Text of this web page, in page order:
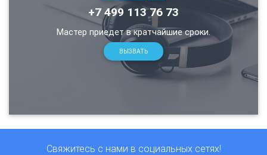
+7 499 113 76 73
Мастер приедет в кратчайшие сроки.
ВЫЗВАТЬ
Свяжитесь с нами в социальных сетях!